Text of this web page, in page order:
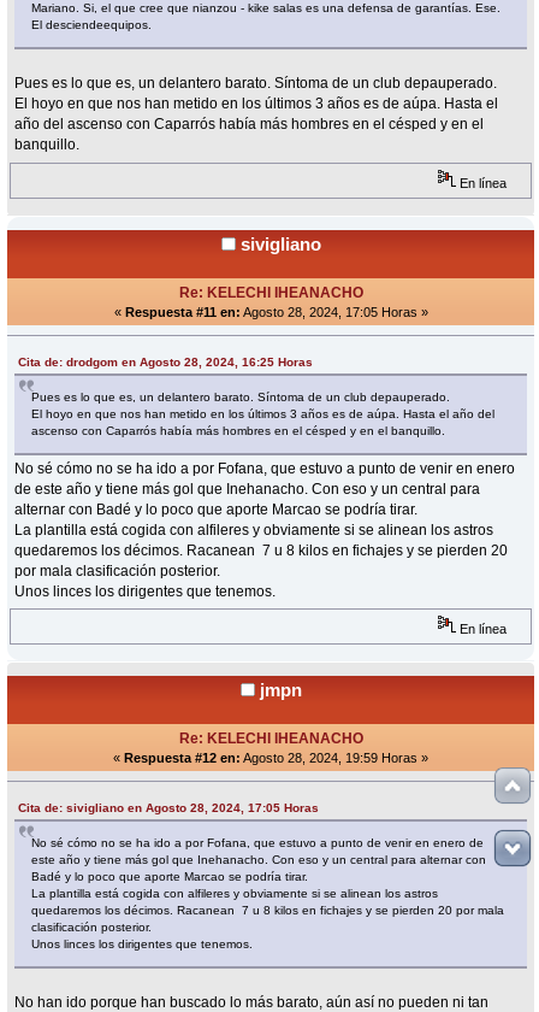
Mariano. Si, el que cree que nianzou - kike salas es una defensa de garantías. Ese.
El desciendeequipos.
Pues es lo que es, un delantero barato. Síntoma de un club depauperado.
El hoyo en que nos han metido en los últimos 3 años es de aúpa. Hasta el
año del ascenso con Caparrós había más hombres en el césped y en el
banquillo.
En línea
sivigliano
Re: KELECHI IHEANACHO
« Respuesta #11 en: Agosto 28, 2024, 17:05 Horas »
Cita de: drodgom en Agosto 28, 2024, 16:25 Horas
Pues es lo que es, un delantero barato. Síntoma de un club depauperado.
El hoyo en que nos han metido en los últimos 3 años es de aúpa. Hasta el año del
ascenso con Caparrós había más hombres en el césped y en el banquillo.
No sé cómo no se ha ido a por Fofana, que estuvo a punto de venir en enero
de este año y tiene más gol que Inehanacho. Con eso y un central para
alternar con Badé y lo poco que aporte Marcao se podría tirar.
La plantilla está cogida con alfileres y obviamente si se alinean los astros
quedaremos los décimos. Racanean 7 u 8 kilos en fichajes y se pierden 20
por mala clasificación posterior.
Unos linces los dirigentes que tenemos.
En línea
jmpn
Re: KELECHI IHEANACHO
« Respuesta #12 en: Agosto 28, 2024, 19:59 Horas »
Cita de: sivigliano en Agosto 28, 2024, 17:05 Horas
No sé cómo no se ha ido a por Fofana, que estuvo a punto de venir en enero de
este año y tiene más gol que Inehanacho. Con eso y un central para alternar con
Badé y lo poco que aporte Marcao se podría tirar.
La plantilla está cogida con alfileres y obviamente si se alinean los astros
quedaremos los décimos. Racanean 7 u 8 kilos en fichajes y se pierden 20 por mala
clasificación posterior.
Unos linces los dirigentes que tenemos.
No han ido porque han buscado lo más barato, aún así no pueden ni tan